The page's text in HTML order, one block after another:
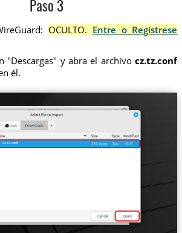
Paso 3
OCULTO. Entre o Regístrese
"Descargas" y abra el archivocz.tz.conf
él.
cz.tz.conf